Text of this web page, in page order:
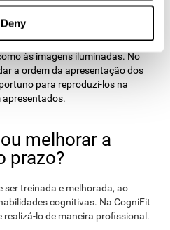
Deny que aparece um som até
a apresentação, há que prestar
às imagens iluminadas. No
a ordem da apresentação dos
para reproduzí-los na
apresentados.
melhorar a
prazo?
ser treinada e melhorada, ao
cognitivas. Na CogniFit
realizá-lo de maneira profissional.